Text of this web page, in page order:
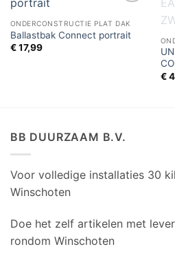
aan
verlanglijst
ONDERCONSTRUCTIE PLAT DAK
Ballastbak Connect portrait
€17,99
€
BB DUURZAAM B.V.
Voor volledige installaties 30
Winschoten
Doe het zelf artikelen met
rondom Winschoten